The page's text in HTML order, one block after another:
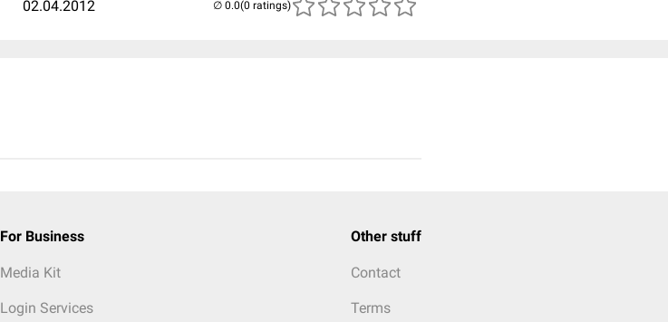
02.04.2012 (0 ratings)
For Business
Media Kit
Login Services
Other stuff
Contact
Terms